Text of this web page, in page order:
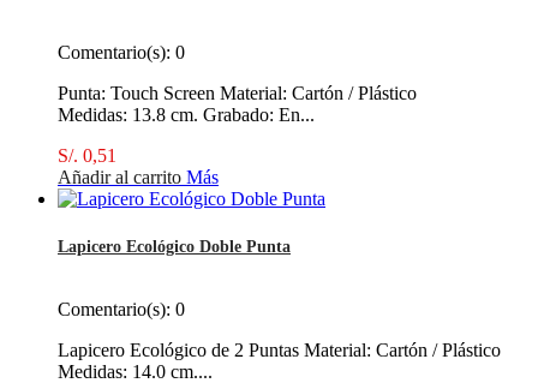
Comentario(s): 0
Punta: Touch Screen Material: Cartón / Plástico
Medidas: 13.8 cm. Grabado: En...
S/. 0,51
Añadir al carrito Más
Lapicero Ecológico Doble Punta
Comentario(s): 0
Lapicero Ecológico de 2 Puntas Material: Cartón / Plástico
Medidas: 14.0 cm....